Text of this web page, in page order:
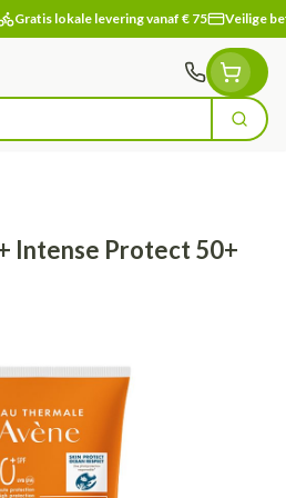
Gratis lokale levering vanaf € 75 Veilige
Zoek
Intense Protect 50+